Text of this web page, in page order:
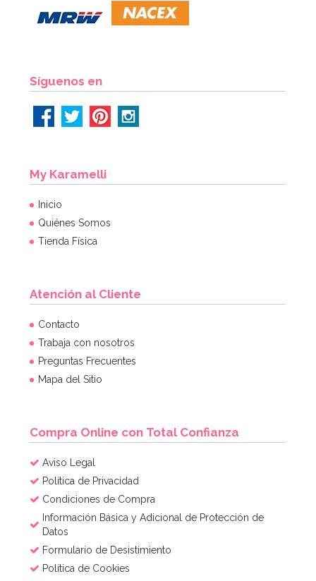
5,95€
Síguenos en
My Karamelli
Inicio
Quiénes Somos
Tienda Física
Atención al Cliente
Contacto
Trabaja con nosotros
Preguntas Frecuentes
Mapa del Sitio
Compra Online con Total Confianza
Aviso Legal
Política de Privacidad
Condiciones de Compra
Información Básica y Adicional de Protección de
Datos
Formulario de Desistimiento
Política de Cookies